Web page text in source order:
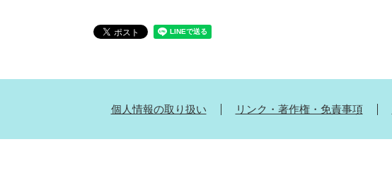
個人情報の取り扱い リンク・著作権・免責事項